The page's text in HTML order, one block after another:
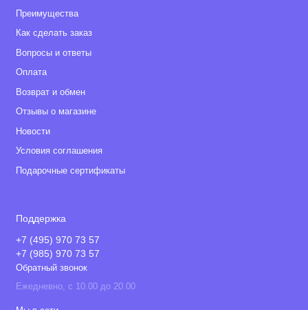
Преимущества
Как сделать заказ
Вопросы и ответы
Оплата
Возврат и обмен
Отзывы о магазине
Новости
Условия соглашения
Подарочные сертификаты
Поддержка
+7 (495) 970 73 57
+7 (985) 970 73 57
Обратный звонок
Ежедневно, с 10.00 до 20.00